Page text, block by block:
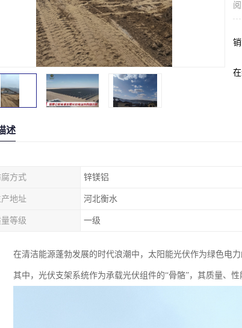
销
在
述
腐方式 锌镁铝
产地址 河北衡水
量等级 一级
在清洁能源蓬勃发展的时代浪潮中，太阳能光伏作为绿色电
其中，光伏支架系统作为承载光伏组件的“骨骼”，其质量、